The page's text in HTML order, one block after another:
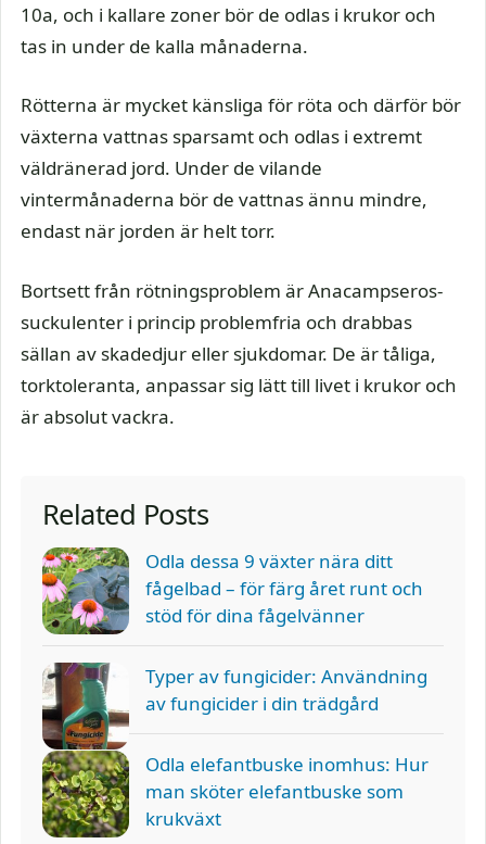
10a, och i kallare zoner bör de odlas i krukor och
tas in under de kalla månaderna.
Rötterna är mycket känsliga för röta och därför bör
växterna vattnas sparsamt och odlas i extremt
väldränerad jord. Under de vilande
vintermånaderna bör de vattnas ännu mindre,
endast när jorden är helt torr.
Bortsett från rötningsproblem är Anacampseros-
suckulenter i princip problemfria och drabbas
sällan av skadedjur eller sjukdomar. De är tåliga,
torktoleranta, anpassar sig lätt till livet i krukor och
är absolut vackra.
Related Posts
Odla dessa 9 växter nära ditt
fågelbad – för färg året runt och
stöd för dina fågelvänner
Typer av fungicider: Användning
av fungicider i din trädgård
Odla elefantbuske inomhus: Hur
man sköter elefantbuske som
krukväxt